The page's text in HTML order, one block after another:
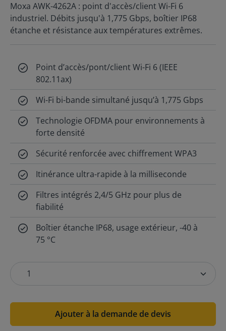
Moxa AWK-4262A : point d'accès/client Wi-Fi 6
industriel. Débits jusqu'à 1,775 Gbps, boîtier IP68
étanche et résistance aux températures extrêmes.
Point d’accès/pont/client Wi-Fi 6 (IEEE
802.11ax)
Wi-Fi bi-bande simultané jusqu’à 1,775 Gbps
Technologie OFDMA pour environnements à
forte densité
Sécurité renforcée avec chiffrement WPA3
Itinérance ultra-rapide à la milliseconde
Filtres intégrés 2,4/5 GHz pour plus de
fiabilité
Boîtier étanche IP68, usage extérieur, -40 à
75 °C
Ajouter à la demande de devis